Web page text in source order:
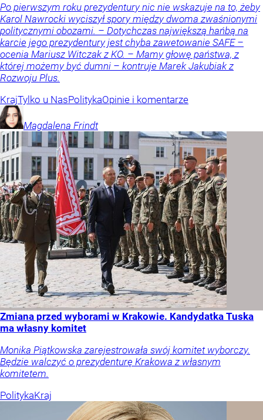
Po pierwszym roku prezydentury nic nie wskazuje na to, żeby
Karol Nawrocki wyciszył spory między dwoma zwaśnionymi
politycznymi obozami. – Dotychczas największą hańbą na
karcie jego prezydentury jest chyba zawetowanie SAFE –
ocenia Mariusz Witczak z KO. – Mamy głowę państwa, z
której możemy być dumni – kontruje Marek Jakubiak z
Rozwoju Plus.
KrajTylko u NasPolitykaOpinie i komentarze
Magdalena Frindt
Zmiana przed wyborami w Krakowie. Kandydatka Tuska
ma własny komitet
Monika Piątkowska zarejestrowała swój komitet wyborczy.
Będzie walczyć o prezydenturę Krakowa z własnym
komitetem.
PolitykaKraj